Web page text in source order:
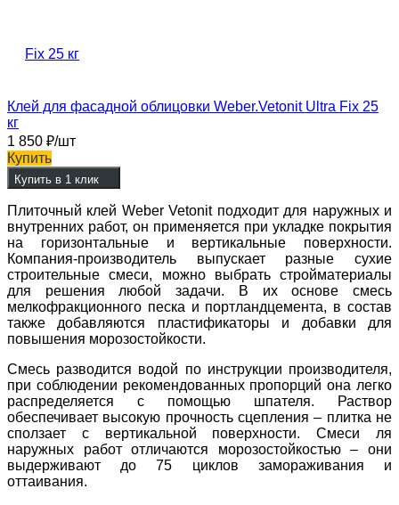
Клей для фасадной облицовки Weber.Vetonit Ultra Fix 25
кг
1 850 ₽/шт
Купить
Купить в 1 клик
Плиточный клей Weber Vetonit подходит для наружных и
внутренних работ, он применяется при укладке покрытия
на горизонтальные и вертикальные поверхности.
Компания-производитель выпускает разные сухие
строительные смеси, можно выбрать стройматериалы
для решения любой задачи. В их основе смесь
мелкофракционного песка и портландцемента, в состав
также добавляются пластификаторы и добавки для
повышения морозостойкости.
Смесь разводится водой по инструкции производителя,
при соблюдении рекомендованных пропорций она легко
распределяется с помощью шпателя. Раствор
обеспечивает высокую прочность сцепления – плитка не
сползает с вертикальной поверхности. Смеси ля
наружных работ отличаются морозостойкостью – они
выдерживают до 75 циклов замораживания и
оттаивания.